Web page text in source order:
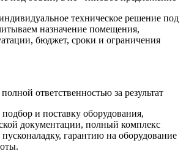
техническое решение под
назначение помещения,
бюджет, сроки и ограничения
ответственностью за результат
и поставку оборудования,
документации, полный комплекс
гарантию на оборудование